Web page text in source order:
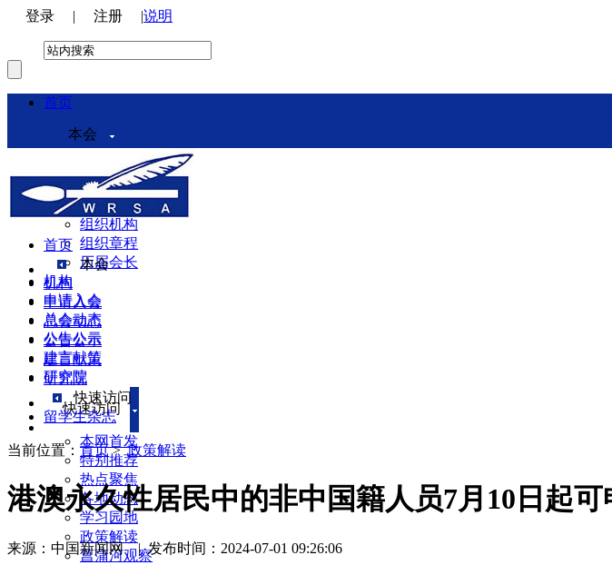
登录 | 注册 |说明
首页
本会
本会介绍
领导机构
理事会
组织机构
组织章程
历届会长
机构
申请入会
总会动态
公告公示
建言献策
研究院
快速访问
本网首发
特别推荐
热点聚焦
各地动态
学习园地
政策解读
菖蒲河观察
首页
本会
机构
申请入会
总会动态
公告公示
建言献策
研究院
快速访问
留学生杂志
当前位置： 首页>政策解读
港澳永久性居民中的非中国籍人员7月10日起
来源：中国新闻网 |发布时间：2024-07-01 09:26:06